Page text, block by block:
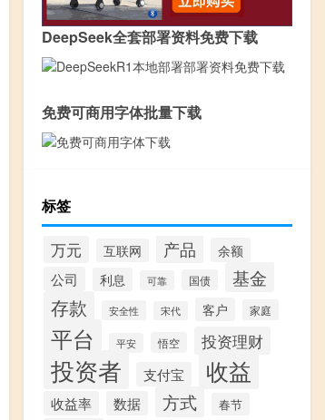
DeepSeek全套部署资料免费下载
免费可商用字体批量下载
标签
万元 互联网 产品
余额
公司
利息 可靠 国债 基金
存款 安全性 宋代 客户 家庭
平台 平安 悟空 投资理财
投资者 支付宝 收益
收益率 数据 方式 春节